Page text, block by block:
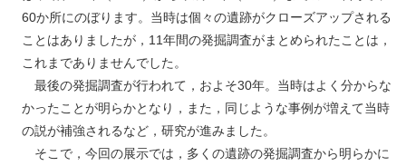
60か所にのぼります。当時は個々の遺跡がクローズアップされる
ことはありましたが，11年間の発掘調査がまとめられたことは，
これまでありませんでした。
最後の発掘調査が行われて，およそ30年。当時はよく分からな
かったことが明らかとなり，また，同じような事例が増えて当時
の説が補強されるなど，研究が進みました。
そこで，今回の展示では，多くの遺跡の発掘調査から明らかに